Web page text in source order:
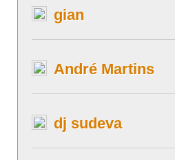
gian
André Martins
dj sudeva